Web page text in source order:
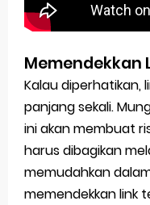
Memendekkan
Kalau diperhatikan,
panjang sekali.
ini akan membuat
harus dibagikan
memudahkan
memendekkan link